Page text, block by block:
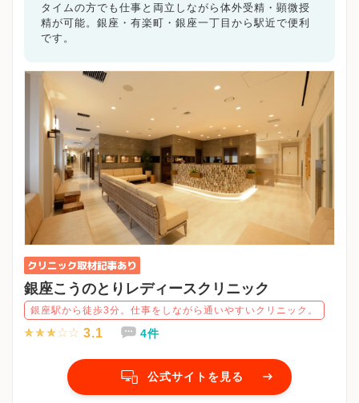
タイムの方でも仕事と両立しながら体外受精・顕微授
精が可能。銀座・有楽町・銀座一丁目から駅近で便利
です。
銀座こうのとりレディースクリニック
銀座駅から徒歩3分。仕事をしながら通いやすいクリニック。
3.1 4件
公式サイトを見る